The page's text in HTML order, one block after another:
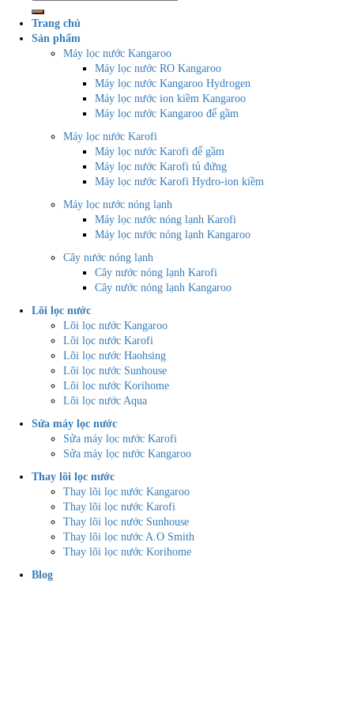
Trang chủ
Sản phẩm
Máy lọc nước Kangaroo
Máy lọc nước RO Kangaroo
Máy lọc nước Kangaroo Hydrogen
Máy lọc nước ion kiềm Kangaroo
Máy lọc nước Kangaroo để gầm
Máy lọc nước Karofi
Máy lọc nước Karofi để gầm
Máy lọc nước Karofi tủ đứng
Máy lọc nước Karofi Hydro-ion kiềm
Máy lọc nước nóng lạnh
Máy lọc nước nóng lạnh Karofi
Máy lọc nước nóng lạnh Kangaroo
Cây nước nóng lạnh
Cây nước nóng lạnh Karofi
Cây nước nóng lạnh Kangaroo
Lõi lọc nước
Lõi lọc nước Kangaroo
Lõi lọc nước Karofi
Lõi lọc nước Haohsing
Lõi lọc nước Sunhouse
Lõi lọc nước Korihome
Lõi lọc nước Aqua
Sửa máy lọc nước
Sửa máy lọc nước Karofi
Sửa máy lọc nước Kangaroo
Thay lõi lọc nước
Thay lõi lọc nước Kangaroo
Thay lõi lọc nước Karofi
Thay lõi lọc nước Sunhouse
Thay lõi lọc nước A.O Smith
Thay lõi lọc nước Korihome
Blog